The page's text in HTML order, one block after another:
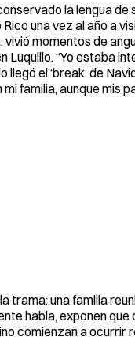
la lengua
una vez al año a
vivió momentos de
Luquillo. “Yo estaba
el ‘break’ de
familia, aunque mis
una familia
habla, exponen
comienzan a ocurrir